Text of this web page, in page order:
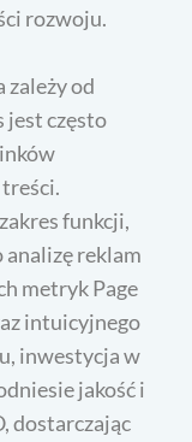
rozwoju.
od
jest często
funkcji,
analizę reklam
metryk Page
intuicyjnego
inwestycja w
jakość i
dostarczając